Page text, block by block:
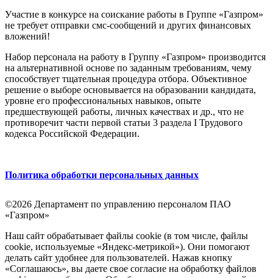
Участие в конкурсе на соискание работы в Группе «Газпром»
не требует отправки смс-сообщений и других финансовых
вложений!
Набор персонала на работу в Группу «Газпром» производится
на альтернативной основе по заданным требованиям, чему
способствует тщательная процедура отбора. Объективное
решение о выборе основывается на образовании кандидата,
уровне его профессиональных навыков, опыте
предшествующей работы, личных качествах и др., что не
противоречит части первой статьи 3 раздела I Трудового
кодекса Российской Федерации.
Политика обработки персональных данных
©2026 Департамент по управлению персоналом ПАО
«Газпром»
Наш сайт обрабатывает файлы cookie (в том числе, файлы
cookie, используемые «Яндекс-метрикой»). Они помогают
делать сайт удобнее для пользователей. Нажав кнопку
«Соглашаюсь», вы даете свое согласие на обработку файлов